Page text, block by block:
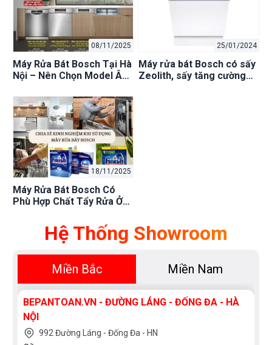
08/11/2025
Máy Rửa Bát Bosch Tại Hà
Nội – Nên Chọn Model Âm
25/01/2024
Máy rửa bát Bosch có sấy
Zeolith, sấy tăng cường
18/11/2025
Máy Rửa Bát Bosch Có
Phù Hợp Chất Tẩy Rửa Ở
Chọn Mua!Hệ Thống Showroom
Miền Bắc Miền Nam
BEPANTOAN.VN - ĐƯỜNG LÁNG - ĐỐNG ĐA - HÀ
NỘI
992 Đường Láng - Đống Đa - HN